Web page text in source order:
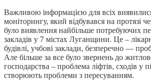
Важливою інформацією для всіх
моніторингу, який відбувався на протязі
було виявлення найбільше потребуючих
закладів у 7 містах Луганщини. Це –
будівлі, учбові заклади, безперечно —
Але більше за все було звернень до
господарства – проблема ліфтів, сходів у
створюють проблеми з пересуванням.